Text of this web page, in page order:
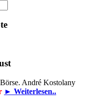
André Kostolany
► Weiterlesen..